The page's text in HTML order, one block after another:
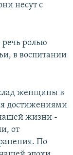
несут с
речь ролью
в воспитании
женщины в
достижениями
жизни -
от
По